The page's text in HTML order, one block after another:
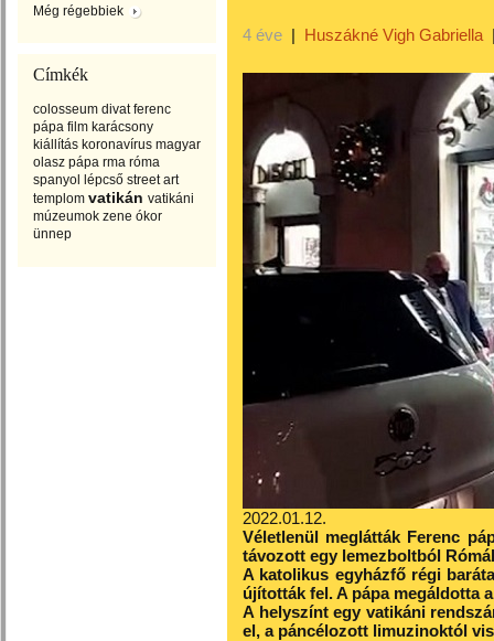
Még régebbiek
Címkék
colosseum divat ferenc
pápa film karácsony
kiállítás koronavírus magyar
olasz pápa rma róma
spanyol lépcső street art
templom vatikán vatikáni
múzeumok zene ókor
ünnep
4 éve | Huszákné Vigh Gabriella
2022.01.12.
Véletlenül meglátták Ferenc
távozott egy lemezboltból
A katolikus egyházfő régi
újították fel. A pápa megáldotta
A helyszínt egy vatikáni
el, a páncélozott limuzinoktól